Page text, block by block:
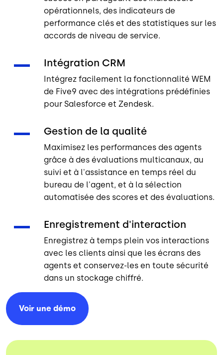
opérationnels, des indicateurs de
performance clés et des statistiques sur les
accords de niveau de service.
Intégration CRM
Intégrez facilement la fonctionnalité WEM
de Five9 avec des intégrations prédéfinies
pour Salesforce et Zendesk.
Gestion de la qualité
Maximisez les performances des agents
grâce à des évaluations multicanaux, au
suivi et à l'assistance en temps réel du
bureau de l'agent, et à la sélection
automatisée des scores et des évaluations.
Enregistrement d'interaction
Enregistrez à temps plein vos interactions
avec les clients ainsi que les écrans des
agents et conservez-les en toute sécurité
dans un stockage chiffré.
Voir une démo